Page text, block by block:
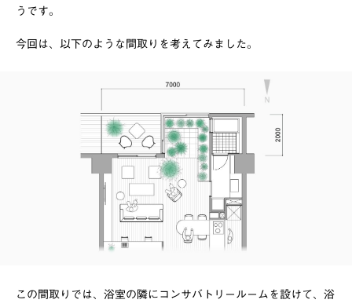
うです。
今回は、以下のような間取りを考えてみました。
この間取りでは、浴室の隣にコンサバトリールームを設けて、浴